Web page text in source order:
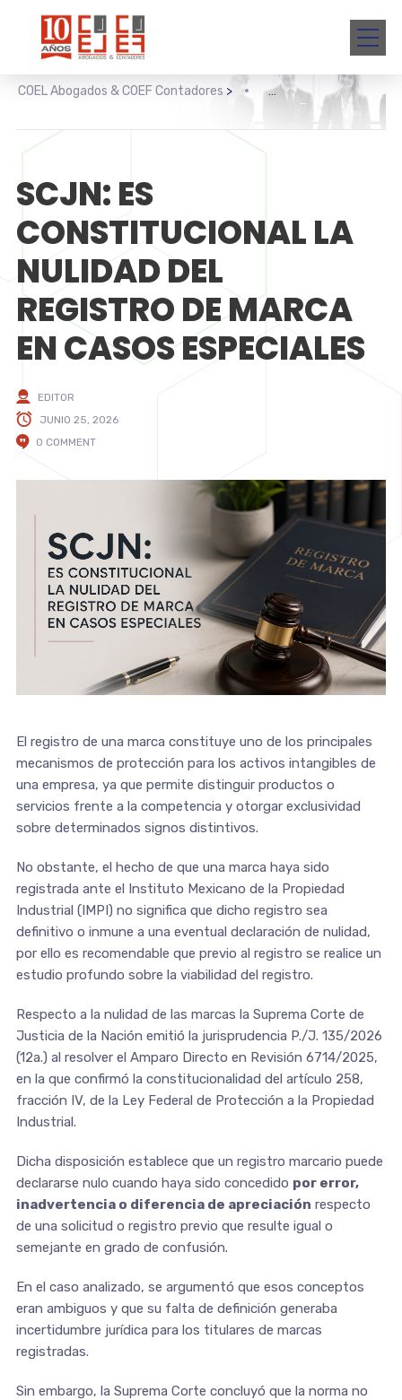
COEL Abogados & COEF Contadores >
SCJN: ES
CONSTITUCIONAL LA
NULIDAD DEL
REGISTRO DE MARCA
EN CASOS ESPECIALES
EDITOR
JUNIO 25, 2026
0 COMMENT
El registro de una marca constituye uno de los principales
mecanismos de protección para los activos intangibles de
una empresa, ya que permite distinguir productos o
servicios frente a la competencia y otorgar exclusividad
sobre determinados signos distintivos.
No obstante, el hecho de que una marca haya sido
registrada ante el Instituto Mexicano de la Propiedad
Industrial (IMPI) no significa que dicho registro sea
definitivo o inmune a una eventual declaración de nulidad,
por ello es recomendable que previo al registro se realice un
estudio profundo sobre la viabilidad del registro.
Respecto a la nulidad de las marcas la Suprema Corte de
Justicia de la Nación emitió la jurisprudencia P./J. 135/2026
(12a.) al resolver el Amparo Directo en Revisión 6714/2025,
en la que confirmó la constitucionalidad del artículo 258,
fracción IV, de la Ley Federal de Protección a la Propiedad
Industrial.
Dicha disposición establece que un registro marcario puede
declararse nulo cuando haya sido concedido por error,
inadvertencia o diferencia de apreciación respecto
de una solicitud o registro previo que resulte igual o
semejante en grado de confusión.
En el caso analizado, se argumentó que esos conceptos
eran ambiguos y que su falta de definición generaba
incertidumbre jurídica para los titulares de marcas
registradas.
Sin embargo, la Suprema Corte concluyó que la norma no